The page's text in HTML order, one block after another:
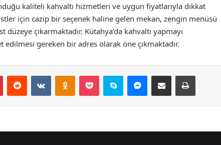
kaliteli kahvaltı hizmetleri ve uygun fiyatlarıyla dikkat
için cazip bir seçenek haline gelen mekan, zengin menüsü
çıkarmaktadır. Kütahya’da kahvaltı yapmayı
gereken bir adres olarak öne çıkmaktadır.
PinterestReddit VKontakteOdnoklassniki
Pocket Skype Messenger
E-Posta ile paylaş Yazdır